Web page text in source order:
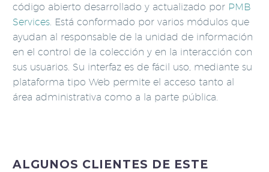
código abierto desarrollado y actualizado por PMB
Services . Está conformado por varios módulos que
ayudan al responsable de la unidad de información
en el control de la colección y en la interacción con
sus usuarios. Su interfaz es de fácil uso, mediante su
plataforma tipo Web permite el acceso tanto al
área administrativa como a la parte pública.
ALGUNOS CLIENTES DE ESTE